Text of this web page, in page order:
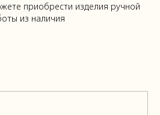
приобрести изделия ручной
из наличия